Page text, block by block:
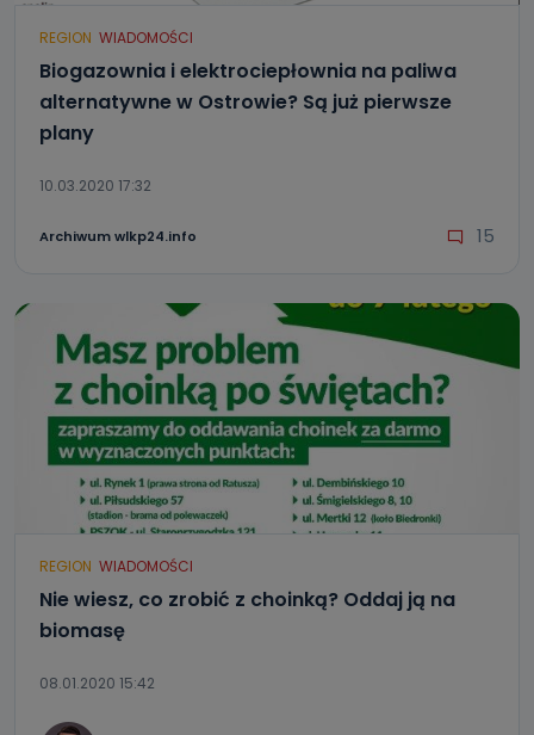
REGION WIADOMOŚCI
Biogazownia i elektrociepłownia na paliwa
alternatywne w Ostrowie? Są już pierwsze
plany
10.03.2020 17:32
Archiwum wlkp24.info 15
REGION WIADOMOŚCI
Nie wiesz, co zrobić z choinką? Oddaj ją na
biomasę
08.01.2020 15:42